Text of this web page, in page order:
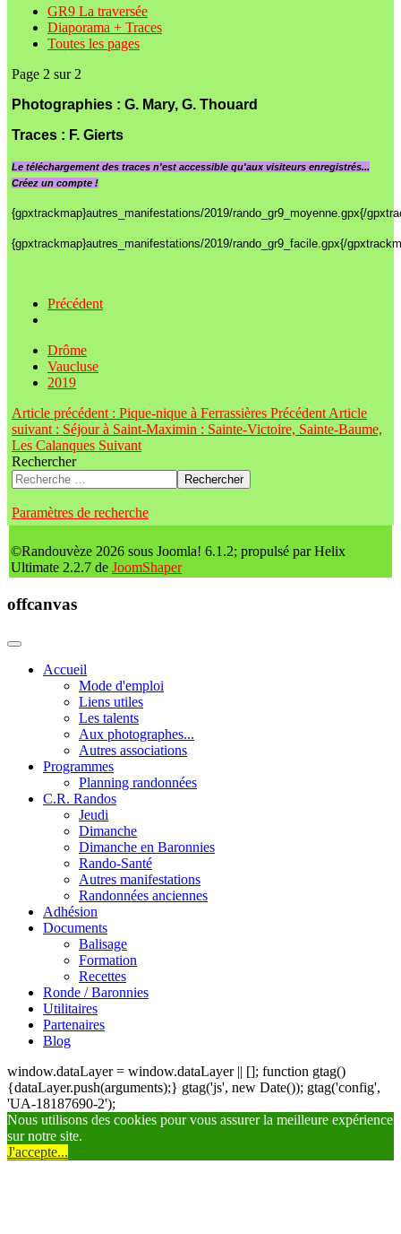
GR9 La traversée
Diaporama + Traces
Toutes les pages
Page 2 sur 2
Photographies : G. Mary, G. Thouard
Traces : F. Gierts
Le téléchargement des traces n'est accessible qu'aux visiteurs enregistrés...
Créez un compte !
{gpxtrackmap}autres_manifestations/2019/rando_gr9_moyenne.gpx{/
{gpxtrackmap}autres_manifestations/2019/rando_gr9_facile.gpx{/
Précédent
Drôme
Vaucluse
2019
Article précédent : Pique-nique à Ferrassières Précédent Article
suivant : Séjour à Saint-Maximin : Sainte-Victoire, Sainte-Baume,
Les Calanques Suivant
Rechercher
Rechercher
Paramètres de recherche
©Randouvèze 2026 sous Joomla! 6.1.2; propulsé par Helix
Ultimate 2.2.7 de JoomShaper
offcanvas
Accueil
Mode d'emploi
Liens utiles
Les talents
Aux photographes...
Autres associations
Programmes
Planning randonnées
C.R. Randos
Jeudi
Dimanche
Dimanche en Baronnies
Rando-Santé
Autres manifestations
Randonnées anciennes
Adhésion
Documents
Balisage
Formation
Recettes
Ronde / Baronnies
Utilitaires
Partenaires
Blog
window.dataLayer = window.dataLayer || []; function gtag()
{dataLayer.push(arguments);} gtag('js', new Date()); gtag('config',
'UA-18187690-2');
Nous utilisons des cookies pour vous assurer la meilleure expérience
sur notre site.
J'accepte...